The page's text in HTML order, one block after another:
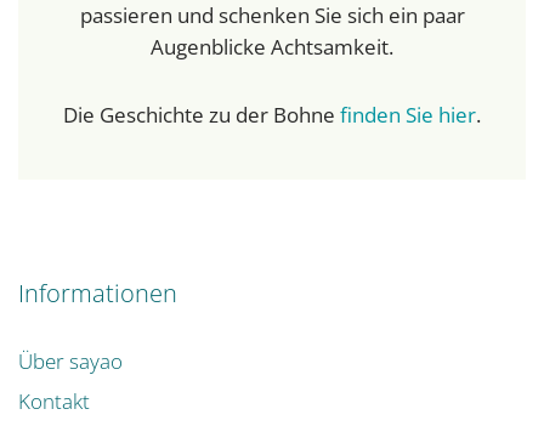
passieren und schenken Sie sich ein paar
Augenblicke Achtsamkeit.
Die Geschichte zu der Bohne finden Sie hier.
Informationen
Über sayao
Kontakt